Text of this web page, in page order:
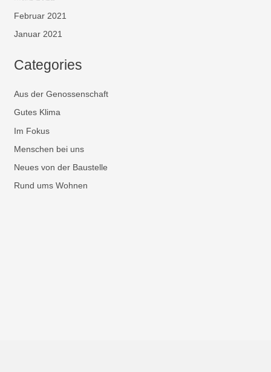
Februar 2021
Januar 2021
Categories
Aus der Genossenschaft
Gutes Klima
Im Fokus
Menschen bei uns
Neues von der Baustelle
Rund ums Wohnen